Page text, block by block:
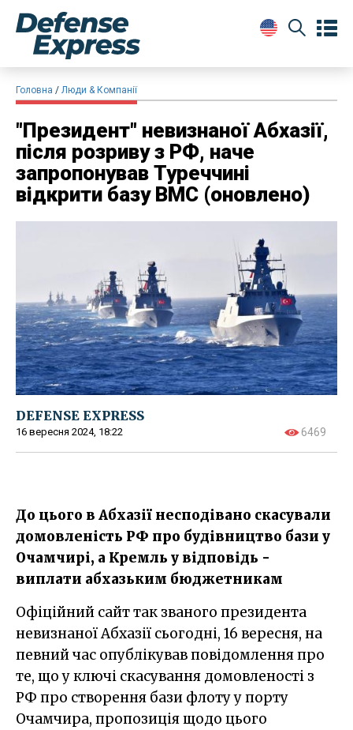
Головна Люди & Компанії
"Президент" невизнаної Абхазії,
після розриву з РФ, наче
запропонував Туреччині
відкрити базу ВМС (оновлено)
DEFENSE EXPRESS
16 вересня 2024, 18:22 6469
До цього в Абхазії несподівано скасували
домовленість РФ про будівництво бази у
Очамчирі, а Кремль у відповідь -
виплати абхазьким бюджетникам
Офіційний сайт так званого президента
невизнаної Абхазії сьогодні, 16 вересня, на
певний час опублікував повідомлення про
те, що у ключі скасування домовленості з
РФ про створення бази флоту у порту
Очамчира, пропозиція щодо цього